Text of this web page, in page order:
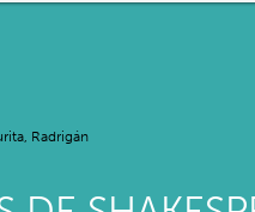
Radrigán